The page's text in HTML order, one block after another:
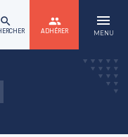
search group
ADHÉRER
menu
MENU